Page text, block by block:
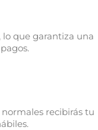
lo que garantiza una
normales recibirás tu
×